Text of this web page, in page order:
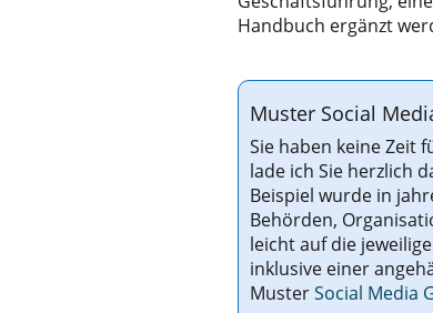
Handbuch ergänzt
Muster Social
Sie haben keine Zeit
lade ich Sie herzlich
Beispiel wurde in
Behörden,
leicht auf die
inklusive einer
MusterSocial Media